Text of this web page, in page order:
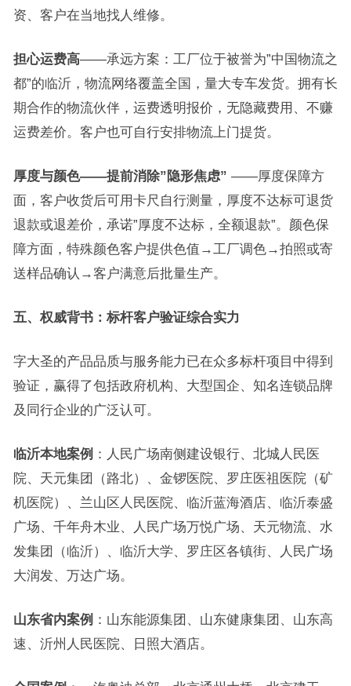
资、客户在当地找人维修。
担心运费高——承远方案：工厂位于被誉为”中国物流之
都”的临沂，物流网络覆盖全国，量大专车发货。拥有长
期合作的物流伙伴，运费透明报价，无隐藏费用、不赚
运费差价。客户也可自行安排物流上门提货。
厚度与颜色——提前消除”隐形焦虑” ——厚度保障方
面，客户收货后可用卡尺自行测量，厚度不达标可退货
退款或退差价，承诺”厚度不达标，全额退款”。颜色保
障方面，特殊颜色客户提供色值→工厂调色→拍照或寄
送样品确认→客户满意后批量生产。
五、权威背书：标杆客户验证综合实力
字大圣的产品品质与服务能力已在众多标杆项目中得到
验证，赢得了包括政府机构、大型国企、知名连锁品牌
及同行企业的广泛认可。
临沂本地案例 ：人民广场南侧建设银行、北城人民医
院、天元集团（路北）、金锣医院、罗庄医祖医院（矿
机医院）、兰山区人民医院、临沂蓝海酒店、临沂泰盛
广场、千年舟木业、人民广场万悦广场、天元物流、水
发集团（临沂）、临沂大学、罗庄区各镇街、人民广场
大润发、万达广场。
山东省内案例 ：山东能源集团、山东健康集团、山东高
速、沂州人民医院、日照大酒店。